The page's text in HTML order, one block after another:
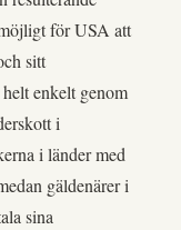
för USA att
sitt
enkelt genom
i
i länder med
gäldenärer i
sina